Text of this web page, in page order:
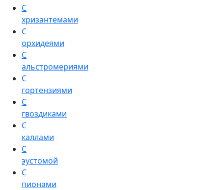
С
хризантемами
С
орхидеями
С
альстромериями
С
гортензиями
С
гвоздиками
С
каллами
С
эустомой
С
пионами